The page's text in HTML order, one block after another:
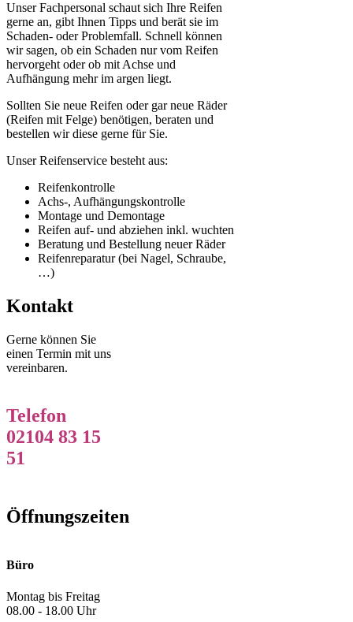
Unser Fachpersonal schaut sich Ihre Reifen
gerne an, gibt Ihnen Tipps und berät sie im
Schaden- oder Problemfall. Schnell können
wir sagen, ob ein Schaden nur vom Reifen
hervorgeht oder ob mit Achse und
Aufhängung mehr im argen liegt.
Sollten Sie neue Reifen oder gar neue Räder
(Reifen mit Felge) benötigen, beraten und
bestellen wir diese gerne für Sie.
Unser Reifenservice besteht aus:
Reifenkontrolle
Achs-, Aufhängungskontrolle
Montage und Demontage
Reifen auf- und abziehen inkl. wuchten
Beratung und Bestellung neuer Räder
Reifenreparatur (bei Nagel, Schraube,
…)
Kontakt
Gerne können Sie
einen Termin mit uns
vereinbaren.
Telefon
02104 83 15
51
Öffnungszeiten
Büro
Montag bis Freitag
08.00 - 18.00 Uhr